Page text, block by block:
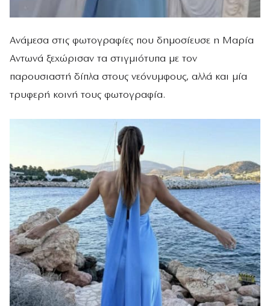
Ανάμεσα στις φωτογραφίες που δημοσίευσε η Μαρία
Αντωνά ξεχώρισαν τα στιγμιότυπα με τον
παρουσιαστή δίπλα στους νεόνυμφους, αλλά και μία
τρυφερή κοινή τους φωτογραφία.